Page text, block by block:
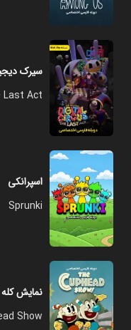
سیرک
Last Act
اسپرانکی
Sprunki
نمایش
Show!